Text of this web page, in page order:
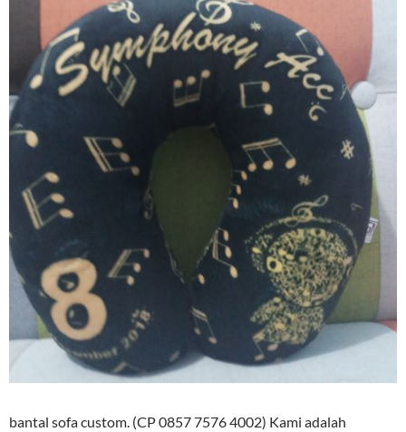
bantal sofa custom. (CP 0857 7576 4002) Kami adalah